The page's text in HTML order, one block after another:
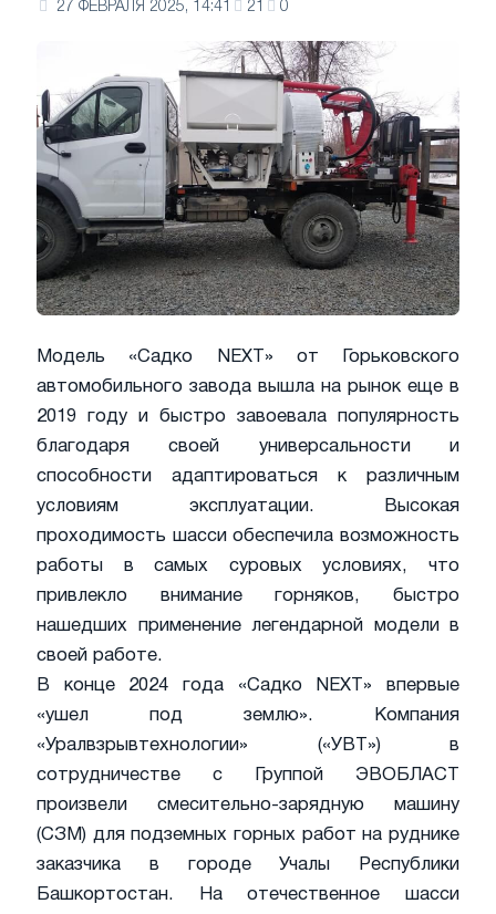
27 ФЕВРАЛЯ 2025, 14:41 21 0
Модель «Садко NEXT» от Горьковского
автомобильного завода вышла на рынок еще в
2019 году и быстро завоевала популярность
благодаря своей универсальности и
способности адаптироваться к различным
условиям эксплуатации. Высокая
проходимость шасси обеспечила возможность
работы в самых суровых условиях, что
привлекло внимание горняков, быстро
нашедших применение легендарной модели в
своей работе.
В конце 2024 года «Садко NEXT» впервые
«ушел под землю». Компания
«Уралвзрывтехнологии» («УВТ») в
сотрудничестве с Группой ЭВОБЛАСТ
произвели смесительно-зарядную машину
(СЗМ) для подземных горных работ на руднике
заказчика в городе Учалы Республики
Башкортостан. На отечественное шасси